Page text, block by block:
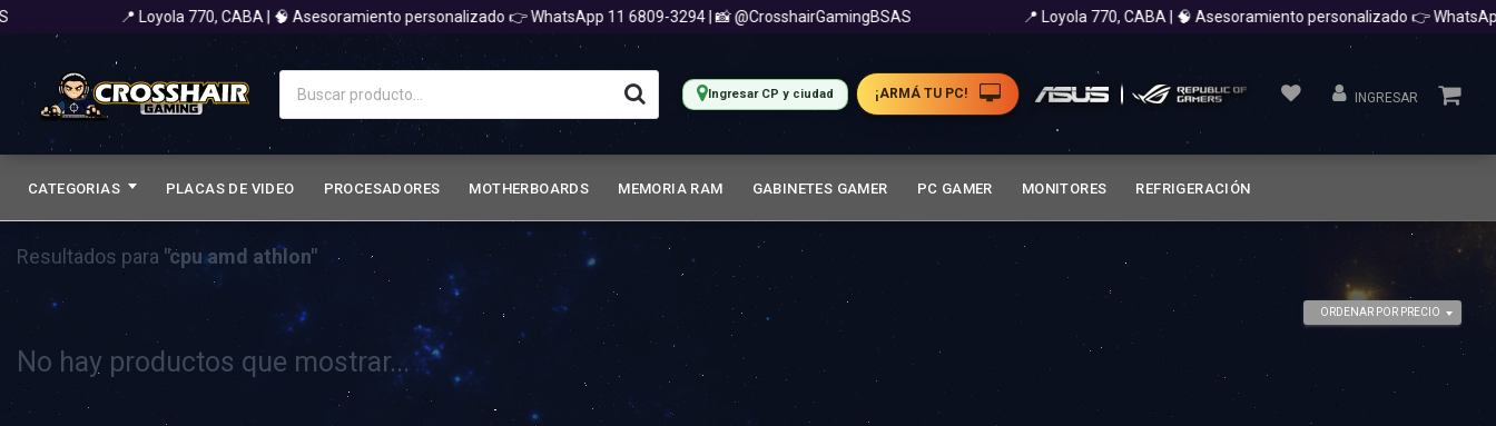
📍 Loyola 770, CABA | 🧠 Asesoramiento personalizado 👉 WhatsApp 11 6809-3294 | 📸 @CrosshairGamingBSAS 📍 Loyola 770, CABA | 🧠 Asesoramiento personalizado 👉 WhatsApp
Ingresar CP y ciudad ¡ARMÁ TU PC! INGRESAR
CATEGORIAS PLACAS DE VIDEO PROCESADORES MOTHERBOARDS MEMORIA RAM GABINETES GAMER PC GAMER MONITORES REFRIGERACIÓN
Resultados para "cpu amd athlon"
ORDENAR POR PRECIO
No hay productos que mostrar...